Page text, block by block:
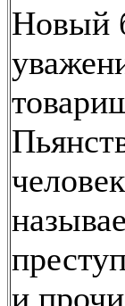
Новый
и